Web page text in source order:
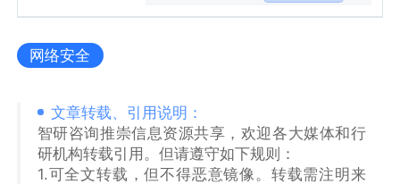
网络安全
文章转载、引用说明：
智研咨询推崇信息资源共享，欢迎各大媒体和行
研机构转载引用。但请遵守如下规则：
1.可全文转载，但不得恶意镜像。转载需注明来